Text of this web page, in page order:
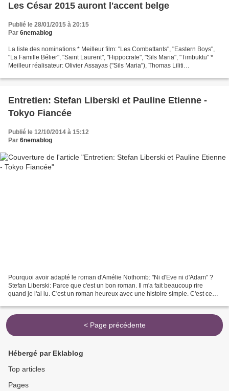
Les César 2015 auront l'accent belge
Publié le 28/01/2015 à 20:15
Par 6nemablog
La liste des nominations * Meilleur film: "Les Combattants", "Eastern Boys",
"La Famille Bélier", "Saint Laurent", "Hippocrate", "Sils Maria", "Timbuktu" *
Meilleur réalisateur: Olivier Assayas ("Sils Maria"), Thomas Liliti
Entretien: Stefan Liberski et Pauline Etienne -
Tokyo Fiancée
Publié le 12/10/2014 à 15:12
Par 6nemablog
Pourquoi avoir adapté le roman d'Amélie Nothomb: "Ni d'Eve ni d'Adam" ?
Stefan Liberski: Parce que c'est un bon roman. Il m'a fait beaucoup rire
quand je l'ai lu. C'est un roman heureux avec une histoire simple. C'est ce
< Page précédente
Hébergé par Eklablog
Top articles
Pages